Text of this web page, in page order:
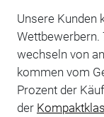
Unsere Kunden
Wettbewerbern.
wechseln von
kommen vom
Prozent der
der